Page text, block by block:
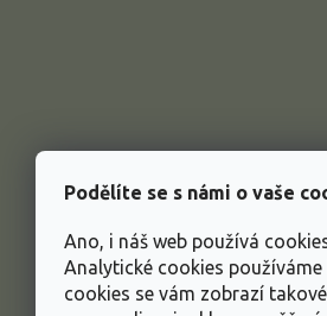
Podělíte se s námi o vaše
Ano, i náš web používá
Analytické cookies
cookies se vám zobrazí